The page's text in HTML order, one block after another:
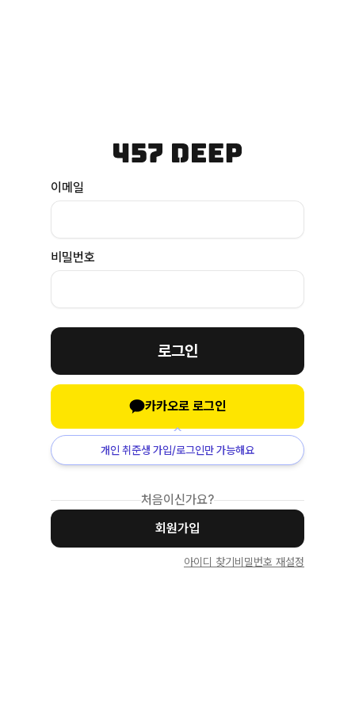
이메일
비밀번호
로그인
카카오로 로그인
개인 취준생 가입/로그인만 가능해요
처음이신가요?
회원가입
아이디 찾기 비밀번호 재설정